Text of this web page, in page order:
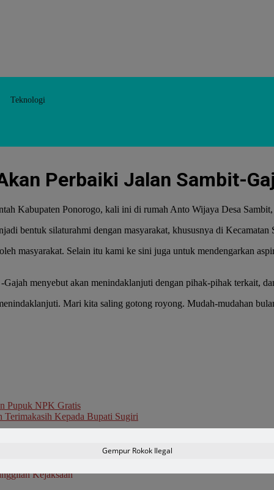
Teknologi
Perbaiki Jalan Sambit-
Kabupaten Ponorogo, kali ini di rumah Anto Wijaya Desa
bentuk silaturahmi dengan masyarakat, khususnya di Kecamatan
masyarakat. Selain itu kami ke sini juga untuk mendengarkan
menyebut akan menindaklanjuti dengan pihak-pihak terkait,
Mari kita saling gotong royong. Mudah-mudahan
Pupuk NPK Gratis
Terimakasih Kepada Bupati Sugiri
Kejaksaan
Gempur Rokok Ilegal